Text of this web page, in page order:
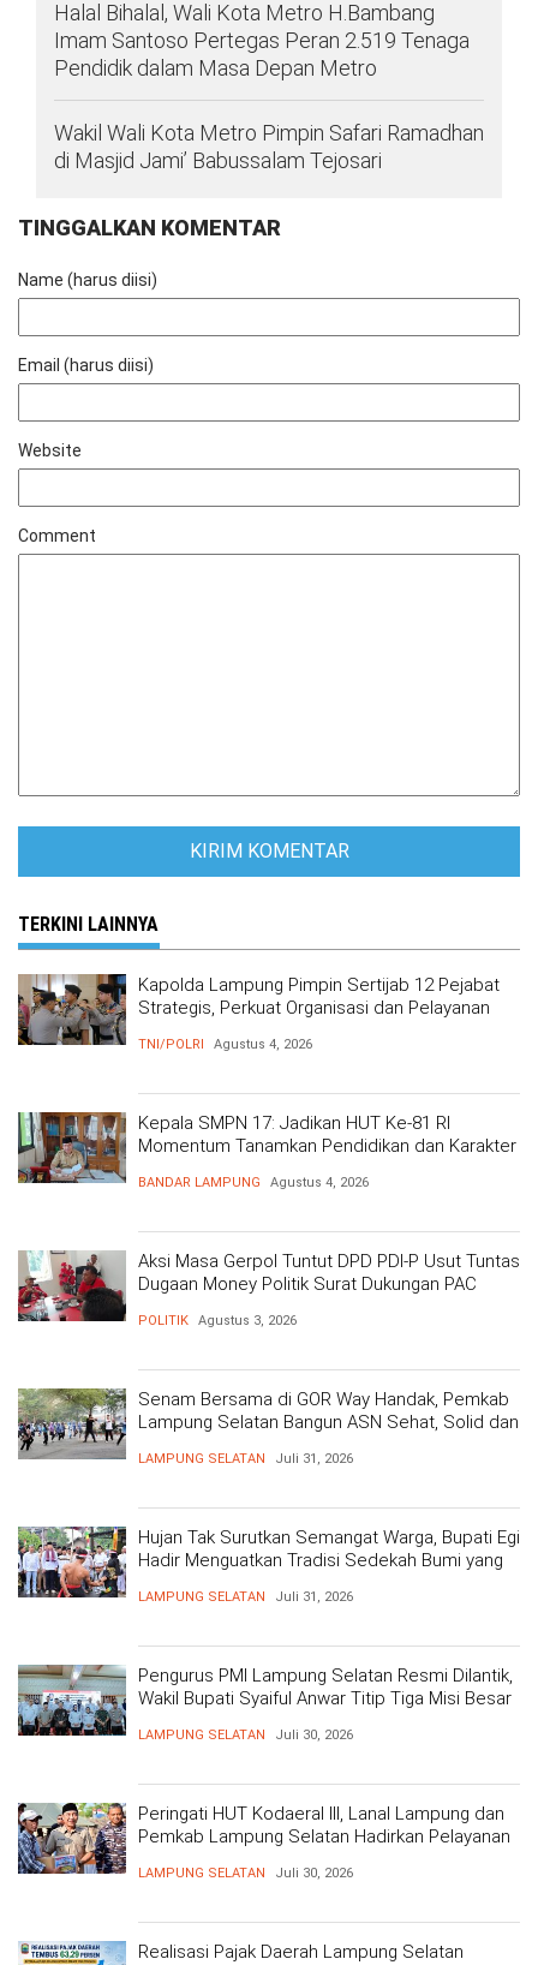
Halal Bihalal, Wali Kota Metro H.Bambang
Imam Santoso Pertegas Peran 2.519 Tenaga
Pendidik dalam Masa Depan Metro
Wakil Wali Kota Metro Pimpin Safari Ramadhan
di Masjid Jami’ Babussalam Tejosari
TINGGALKAN KOMENTAR
Name (harus diisi)
Email (harus diisi)
Website
Comment
TERKINI LAINNYA
Kapolda Lampung Pimpin Sertijab 12 Pejabat
Strategis, Perkuat Organisasi dan Pelayanan
TNI/POLRI Agustus 4, 2026
Kepala SMPN 17: Jadikan HUT Ke-81 RI
Momentum Tanamkan Pendidikan dan Karakter
BANDAR LAMPUNG Agustus 4, 2026
Aksi Masa Gerpol Tuntut DPD PDI-P Usut Tuntas
Dugaan Money Politik Surat Dukungan PAC
POLITIK Agustus 3, 2026
Senam Bersama di GOR Way Handak, Pemkab
Lampung Selatan Bangun ASN Sehat, Solid dan
LAMPUNG SELATAN Juli 31, 2026
Hujan Tak Surutkan Semangat Warga, Bupati Egi
Hadir Menguatkan Tradisi Sedekah Bumi yang
LAMPUNG SELATAN Juli 31, 2026
Pengurus PMI Lampung Selatan Resmi Dilantik,
Wakil Bupati Syaiful Anwar Titip Tiga Misi Besar
LAMPUNG SELATAN Juli 30, 2026
Peringati HUT Kodaeral III, Lanal Lampung dan
Pemkab Lampung Selatan Hadirkan Pelayanan
LAMPUNG SELATAN Juli 30, 2026
Realisasi Pajak Daerah Lampung Selatan